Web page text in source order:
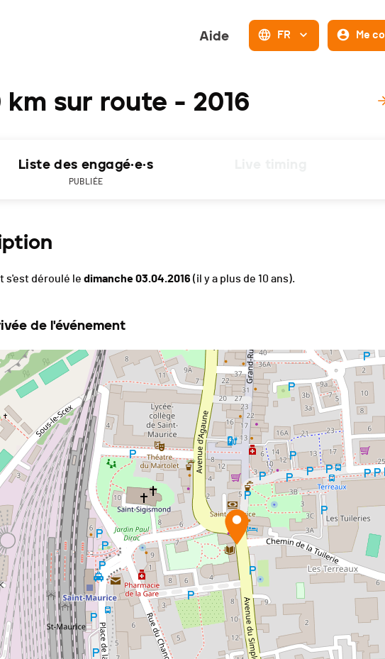
Aide FR Me
sur route - 2016
Liste des engagé·e·s
PUBLIÉE
s'est déroulé le dimanche 03.04.2016 (il y a plus de 10 ans).
de l'événement